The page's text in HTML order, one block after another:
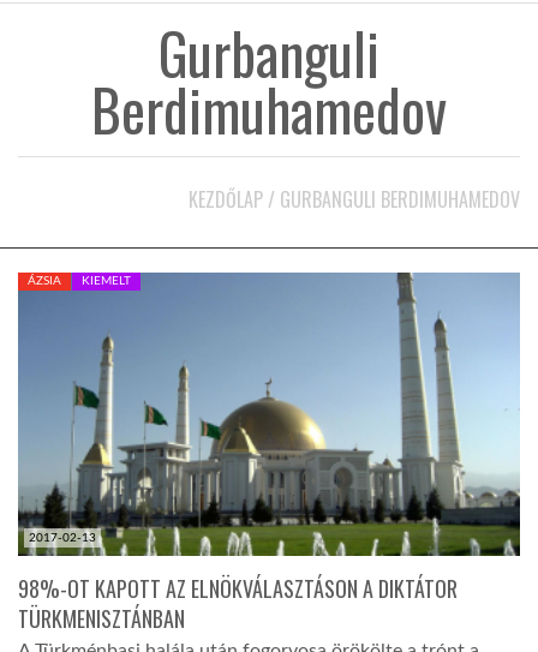
GLOBOTV BP
GLOBOTV
AFRIKA TUDÁSTÁR
A NAP SZÉPE
Gurbanguli
Berdimuhamedov
KEZDŐLAP / GURBANGULI BERDIMUHAMEDOV
2017-02-13
ÁZSIA KIEMELT
98%-OT KAPOTT AZ ELNÖKVÁLASZTÁSON A DIKTÁTOR
TÜRKMENISZTÁNBAN